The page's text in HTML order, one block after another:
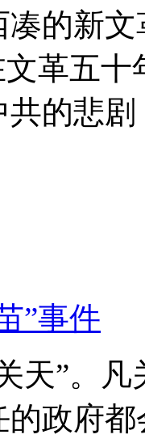
凑的新
文革五
的悲
”事件
天”。
政府